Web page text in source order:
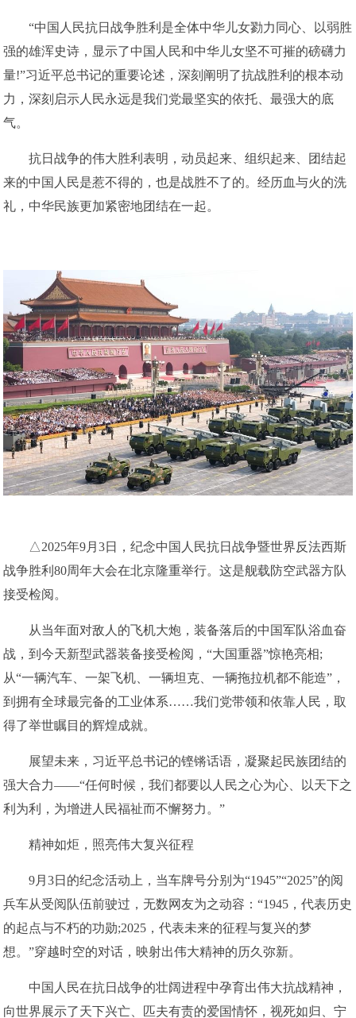
“中国人民抗日战争胜利是全体中华儿女勠力同心、以弱胜
强的雄浑史诗，显示了中国人民和中华儿女坚不可摧的磅礴力
量!”习近平总书记的重要论述，深刻阐明了抗战胜利的根本动
力，深刻启示人民永远是我们党最坚实的依托、最强大的底
气。
抗日战争的伟大胜利表明，动员起来、组织起来、团结起
来的中国人民是惹不得的，也是战胜不了的。经历血与火的洗
礼，中华民族更加紧密地团结在一起。
△2025年9月3日，纪念中国人民抗日战争暨世界反法西斯
战争胜利80周年大会在北京隆重举行。这是舰载防空武器方队
接受检阅。
从当年面对敌人的飞机大炮，装备落后的中国军队浴血奋
战，到今天新型武器装备接受检阅，“大国重器”惊艳亮相;
从“一辆汽车、一架飞机、一辆坦克、一辆拖拉机都不能造”，
到拥有全球最完备的工业体系……我们党带领和依靠人民，取
得了举世瞩目的辉煌成就。
展望未来，习近平总书记的铿锵话语，凝聚起民族团结的
强大合力——“任何时候，我们都要以人民之心为心、以天下之
利为利，为增进人民福祉而不懈努力。”
精神如炬，照亮伟大复兴征程
9月3日的纪念活动上，当车牌号分别为“1945”“2025”的阅
兵车从受阅队伍前驶过，无数网友为之动容：“1945，代表历史
的起点与不朽的功勋;2025，代表未来的征程与复兴的梦
想。”穿越时空的对话，映射出伟大精神的历久弥新。
中国人民在抗日战争的壮阔进程中孕育出伟大抗战精神，
向世界展示了天下兴亡、匹夫有责的爱国情怀，视死如归、宁